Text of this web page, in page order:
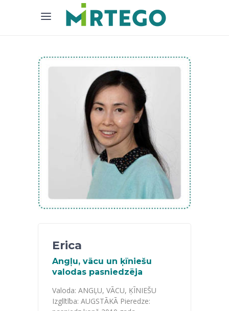
Erica
Angļu, vācu un ķīniešu
valodas pasniedzēja
Valoda: ANGĻU, VĀCU, ĶĪNIEŠU
Izglītība: AUGSTĀKĀ Pieredze: